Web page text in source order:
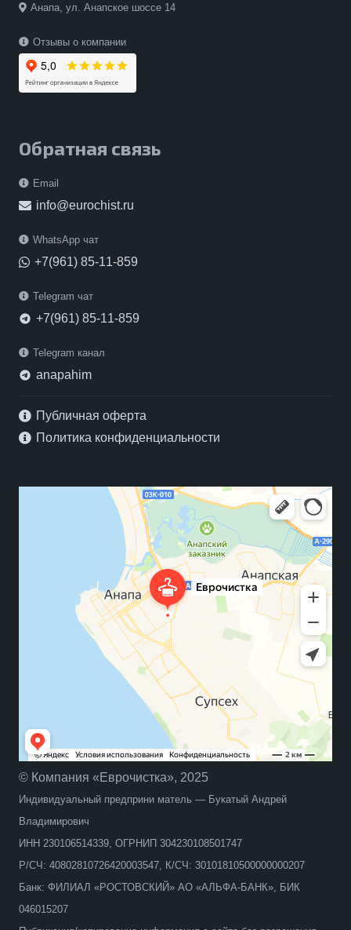
Анапа, ул. Анапское шоссе 14
Отзывы о компании
Обратная связь
Email
info@eurochist.ru
WhatsApp чат
+7(961) 85-11-859
Telegram чат
telegram +7(961) 85-11-859
Telegram канал
telegram anapahim
Публичная оферта
Политика конфиденциальности
© Компания «Еврочистка», 2025
Индивидуальный предприни матель — Букатый Андрей
Владимирович
ИНН 230106514339, ОГРНИП 304230108501747
Р/СЧ: 40802810726420003547, К/СЧ: 30101810500000000207
Банк: ФИЛИАЛ «РОСТОВСКИЙ» АО «АЛЬФА-БАНК», БИК
046015207